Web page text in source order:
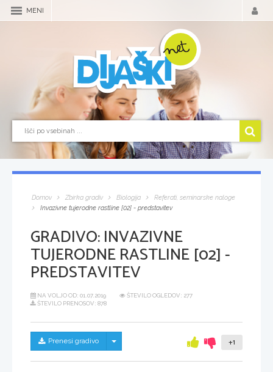
MENI
Domov Zbirka gradiv Biologija
Referati, seminarske naloge
Invazivne tujerodne rastline [02] - predstavitev
GRADIVO:INVAZIVNE
TUJERODNE RASTLINE [02] -
PREDSTAVITEV
NA VOLJO OD: 01.07.2019
ŠTEVILO OGLEDOV: 277
ŠTEVILO PRENOSOV: 878
Prenesi gradivo Skrij/prikaži meni +1